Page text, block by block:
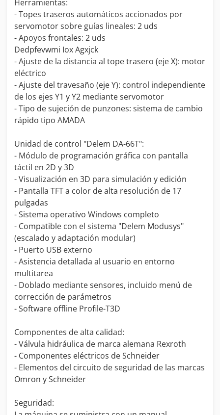
Herramientas:
- Topes traseros automáticos accionados por
servomotor sobre guías lineales: 2 uds
- Apoyos frontales: 2 uds
Dedpfevwmi Iox Agxjck
- Ajuste de la distancia al tope trasero (eje X): motor
eléctrico
- Ajuste del travesaño (eje Y): control independiente
de los ejes Y1 y Y2 mediante servomotor
- Tipo de sujeción de punzones: sistema de cambio
rápido tipo AMADA
Unidad de control "Delem DA-66T":
- Módulo de programación gráfica con pantalla
táctil en 2D y 3D
- Visualización en 3D para simulación y edición
- Pantalla TFT a color de alta resolución de 17
pulgadas
- Sistema operativo Windows completo
- Compatible con el sistema "Delem Modusys"
(escalado y adaptación modular)
- Puerto USB externo
- Asistencia detallada al usuario en entorno
multitarea
- Doblado mediante sensores, incluido menú de
corrección de parámetros
- Software offline Profile-T3D
Componentes de alta calidad:
- Válvula hidráulica de marca alemana Rexroth
- Componentes eléctricos de Schneider
- Elementos del circuito de seguridad de las marcas
Omron y Schneider
Seguridad: